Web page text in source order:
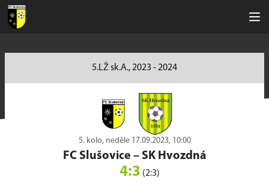
5.LŽ sk.A., 2023 - 2024
5. kolo, neděle 17.09.2023, 10:00
FC Slušovice – SK Hvozdná
4:3 (2:3)